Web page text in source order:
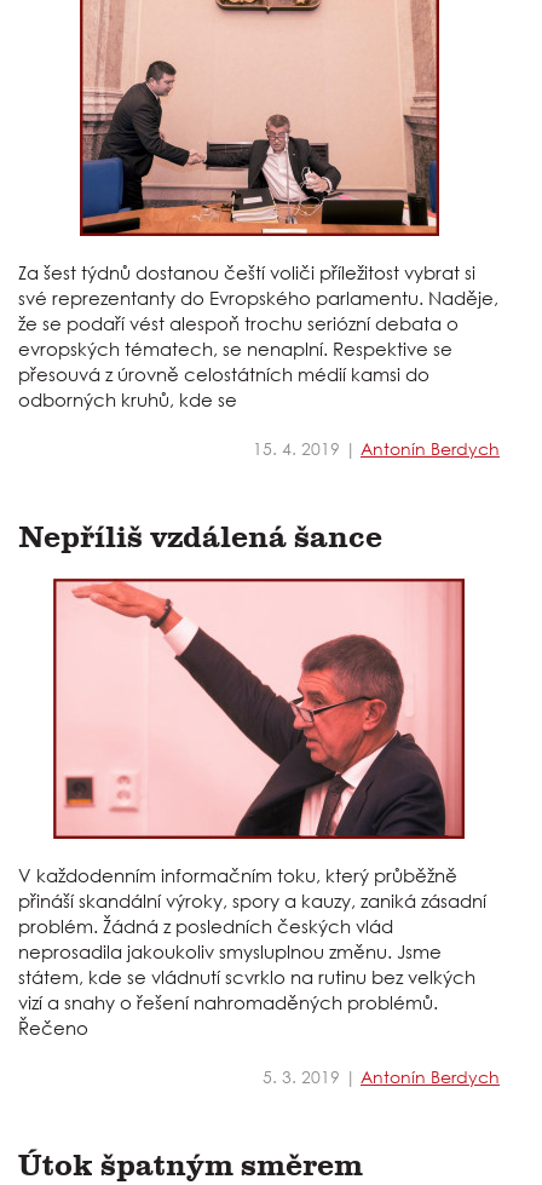
Za šest týdnů dostanou čeští voliči příležitost vybrat si
své reprezentanty do Evropského parlamentu. Naděje,
že se podaří vést alespoň trochu seriózní debata o
evropských tématech, se nenaplní. Respektive se
přesouvá z úrovně celostátních médií kamsi do
odborných kruhů, kde se
15. 4. 2019 | Antonín Berdych
Nepříliš vzdálená šance
V každodenním informačním toku, který průběžně
přináší skandální výroky, spory a kauzy, zaniká zásadní
problém. Žádná z posledních českých vlád
neprosadila jakoukoliv smysluplnou změnu. Jsme
státem, kde se vládnutí scvrklo na rutinu bez velkých
vizí a snahy o řešení nahromaděných problémů.
Řečeno
5. 3. 2019 | Antonín Berdych
Útok špatným směrem